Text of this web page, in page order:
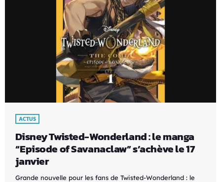
ACTUS
Disney Twisted-Wonderland : le manga
“Episode of Savanaclaw” s’achève le 17
janvier
Grande nouvelle pour les fans de Twisted-Wonderland : le